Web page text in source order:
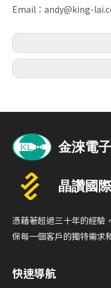
Email： andy@king-
憑藉著超過三十年的經驗
保每一個客戶的獨特需求
快速導航